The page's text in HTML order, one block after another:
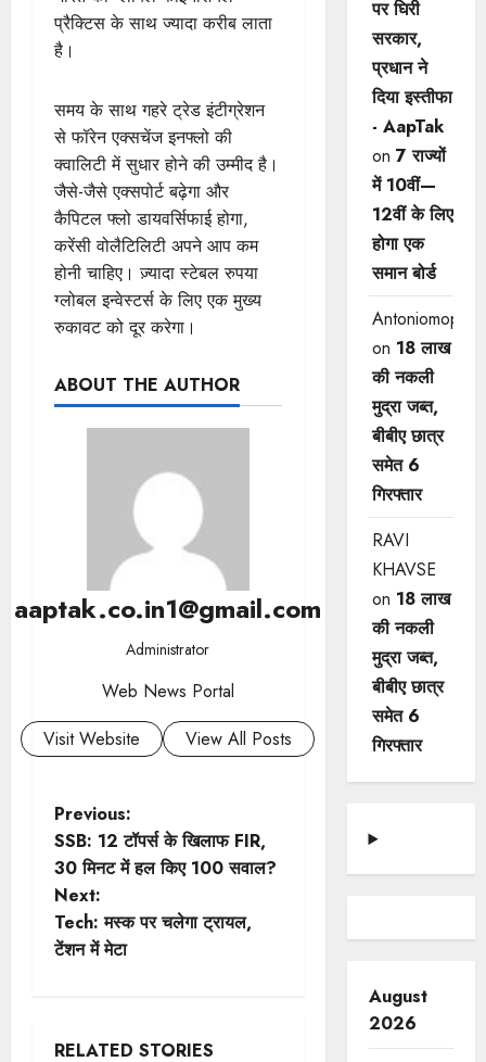
प्रैक्टिस के साथ ज्यादा करीब लाता
है।
समय के साथ गहरे ट्रेड इंटीग्रेशन
से फॉरेन एक्सचेंज इनफ्लो की
क्वालिटी में सुधार होने की उम्मीद है।
जैसे-जैसे एक्सपोर्ट बढ़ेगा और
कैपिटल फ्लो डायवर्सिफाई होगा,
करेंसी वोलैटिलिटी अपने आप कम
होनी चाहिए। ज़्यादा स्टेबल रुपया
ग्लोबल इन्वेस्टर्स के लिए एक मुख्य
रुकावट को दूर करेगा।
ABOUT THE AUTHOR
aaptak.co.in1@gmail.com
Administrator
Web News Portal
Visit Website
View All Posts
P
o
s
t
a
Previous:
SSB: 12 टॉपर्स के खिलाफ FIR,
30 मिनट में हल किए 100 सवाल?
Next:
Tech: मस्क पर चलेगा ट्रायल,
टेंशन में मेटा
RELATED STORIES
पर घिरी
सरकार,
प्रधान ने
दिया इस्तीफा
- AapTak
on 7 राज्यों
में 10वीं—
12वीं ​के लिए
होगा एक
समान बोर्ड
Antoniomop
on 18 लाख
की नकली
मुद्रा जब्त,
बीबीए छात्र
समेत 6
गिरफ्तार
RAVI
KHAVSE
on 18 लाख
की नकली
मुद्रा जब्त,
बीबीए छात्र
समेत 6
गिरफ्तार
August
2026